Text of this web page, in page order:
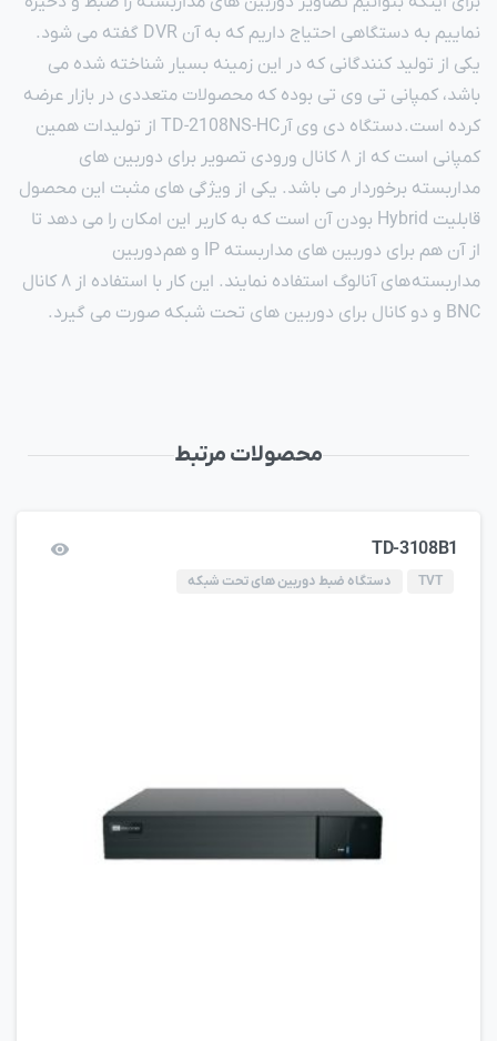
نماییم به دستگاهی احتیاج داریم که به آن DVR گفته می شود.
یکی از تولید کنندگانی که در این زمینه بسیار شناخته شده می
باشد، کمپانی تی وی تی بوده که محصولات متعددی در بازار عرضه
کرده است. دستگاه دی وی آر TD-2108NS-HC از تولیدات همین
کمپانی است که از ۸ کانال ورودی تصویر برای دوربین های
مداربسته برخوردار می باشد. یکی از ویژگی های مثبت این محصول
قابلیت Hybrid بودن آن است که به کاربر این امکان را می دهد تا
از آن هم برای دوربین های مداربسته IP و هم دوربین
مداربسته های آنالوگ استفاده نمایند. این کار با استفاده از ۸ کانال
BNC و دو کانال برای دوربین های تحت شبکه صورت می گیرد.
محصولات مرتبط
TD-3108B1
TVT دستگاه ضبط دوربین های تحت شبکه